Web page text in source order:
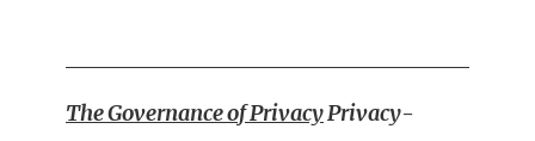
The Governance of PrivacyPrivacy-